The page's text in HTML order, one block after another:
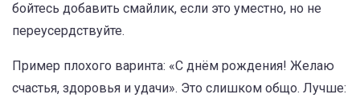
бойтесь добавить смайлик, если это уместно, но не
переусердствуйте.
Пример плохого варинта: «С днём рождения! Желаю
счастья, здоровья и удачи». Это слишком общо. Лучше: